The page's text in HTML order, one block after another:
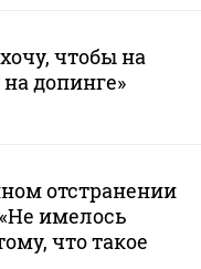
чтобы на
допинге»
отстранении
имелось
что такое